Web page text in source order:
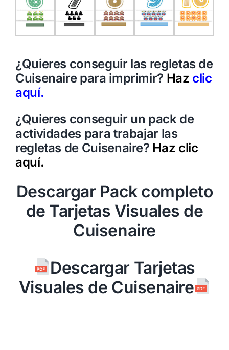
¿Quieres conseguir las regletas de
Cuisenaire para imprimir? Haz clic
aquí.
¿Quieres conseguir un pack de
actividades para trabajar las
regletas de Cuisenaire? Haz clic
aquí.
Descargar Pack completo
de Tarjetas Visuales de
Cuisenaire
Descargar Tarjetas
Visuales de Cuisenaire